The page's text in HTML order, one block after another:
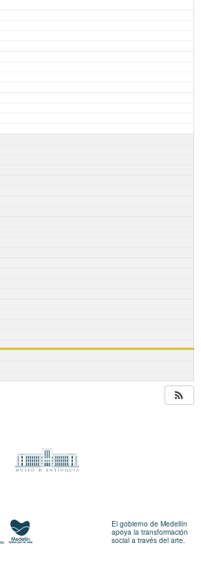
El gobierno de Medellín
apoya la transformación
social a través del arte.